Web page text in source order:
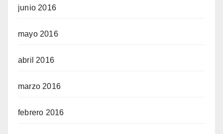
junio 2016
mayo 2016
abril 2016
marzo 2016
febrero 2016